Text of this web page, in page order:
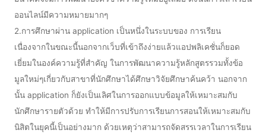
ออนไลน์มีความหมายมากๆ
2.การศึกษาผ่าน application เป็นหนึ่งในระบบของ การเรียน
เนื่องจากในขณะนี้นอกจากเว็บที่เข้าถึงง่ายแล้วแอปพลิเคชั่นก็ยอด
เยี่ยมในองค์ความรู้ที่สำคัญ ในการพัฒนาความรู้หลักสูตรรวมทั้งข้อ
มูลใหม่ๆเกี่ยวกับสาขาที่นักศึกษาได้ศึกษาวิจัยศึกษาค้นคว้า นอกจาก
นั้น application ก็ยังเป็นเลิศในการออกแบบข้อมูลให้เหมาะสมกับ
นักศึกษารายตัวด้วย ทำให้มีการปรับการเรียนการสอนให้เหมาะสมกับ
นิสิตในยุคนี้เป็นอย่างมาก ด้วยเหตุว่าสามารถจัดสรรเวลาในการเรียน